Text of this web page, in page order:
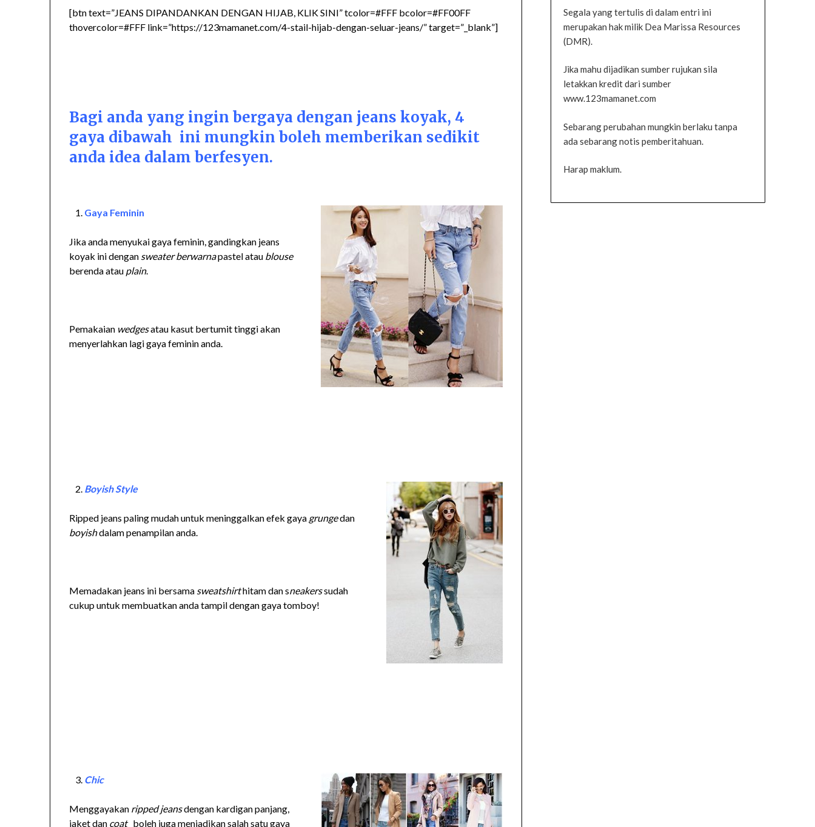
[btn text=”JEANS DIPANDANKAN DENGAN HIJAB, KLIK SINI” tcolor=#FFF bcolor=#FF00FF
thovercolor=#FFF link=”https://123mamanet.com/4-stail-hijab-dengan-seluar-jeans/” target=”_blank”]
Bagi anda yang ingin bergaya dengan jeans koyak, 4
gaya dibawah ini mungkin boleh memberikan sedikit
anda idea dalam berfesyen.
Gaya Feminin
Jika anda menyukai gaya feminin, gandingkan jeans
koyak ini dengan sweater berwarnapastel atau blouse
berenda atau plain.
Pemakaian wedgesatau kasut bertumit tinggi akan
menyerlahkan lagi gaya feminin anda.
Boyish Style
Ripped jeans paling mudah untuk meninggalkan efek gaya grungedan
boyishdalam penampilan anda.
Memadakan jeans ini bersama sweatshirthitam dan sneakerssudah
cukup untuk membuatkan anda tampil dengan gaya tomboy!
Chic
Menggayakan ripped jeansdengan kardigan panjang,
jaket dan coatboleh juga menjadikan salah satu gaya
Segala yang tertulis di dalam entri ini
merupakan hak milik Dea Marissa Resources
(DMR).
Jika mahu dijadikan sumber rujukan sila
letakkan kredit dari sumber
www.123mamanet.com
Sebarang perubahan mungkin berlaku tanpa
ada sebarang notis pemberitahuan.
Harap maklum.